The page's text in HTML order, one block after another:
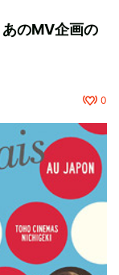
のMV企画の
0